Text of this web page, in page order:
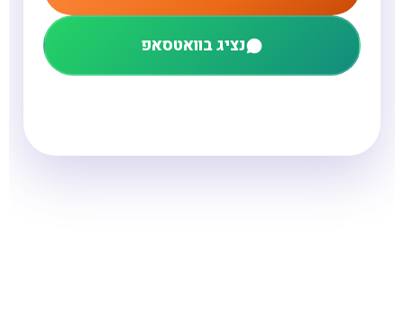
נציג בוואטסאפ